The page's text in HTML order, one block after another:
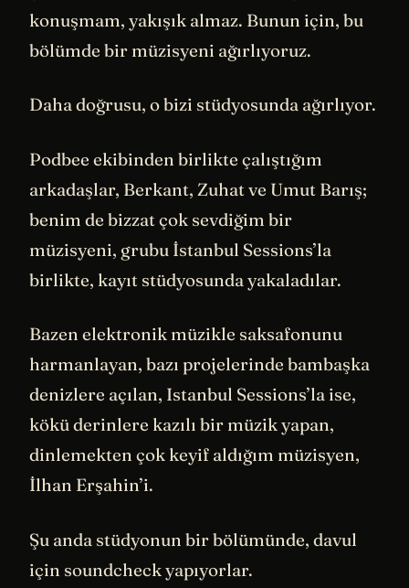
konuşmam, yakışık almaz. Bunun için, bu
bölümde bir müzisyeni ağırlıyoruz.
Daha doğrusu, o bizi stüdyosunda ağırlıyor.
Podbee ekibinden birlikte çalıştığım
arkadaşlar, Berkant, Zuhat ve Umut Barış;
benim de bizzat çok sevdiğim bir
müzisyeni, grubu İstanbul Sessions’la
birlikte, kayıt stüdyosunda yakaladılar.
Bazen elektronik müzikle saksafonunu
harmanlayan, bazı projelerinde bambaşka
denizlere açılan, Istanbul Sessions’la ise,
kökü derinlere kazılı bir müzik yapan,
dinlemekten çok keyif aldığım müzisyen,
İlhan Erşahin’i.
Şu anda stüdyonun bir bölümünde, davul
için soundcheck yapıyorlar.